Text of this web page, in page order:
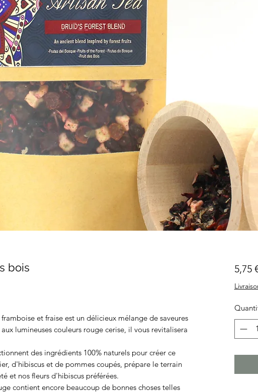
bois
et fraise est un délicieux mélange de saveures
lumineuses couleurs rouge cerise, il vous revitalisera
des ingrédients 100% naturels pour créer ce
d'hibiscus et de pommes coupés, prépare le terrain
et nos fleurs d'hibiscus préférées.
contient encore beaucoup de bonnes choses telles
5,75